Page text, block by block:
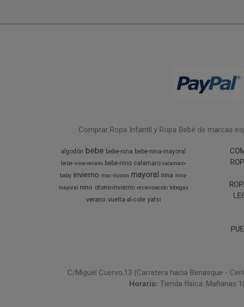
Comprar Ropa Infantil y Ropa Bebé de marcas
algodón bebe bebe-nina bebe-nina-mayoral
bebe-nina-verano bebe-nino calamaro calamaro-
baby invierno mac-ilusion mayoral nina nina-
mayoral
nino otono-invierno reciennacido tobogan
verano vuelta-al-cole yatsi
C/Miguel Cuervo,13 (Carretera hacia Benasque -
Horario:Tienda física: Mañanas